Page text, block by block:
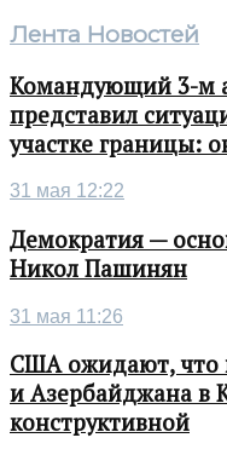
Лента Новостей
Командующий 3-м
представил
участке границы:
31 мая 12:22
Демократия —
Никол Пашинян
31 мая 11:26
США ожидают, что
и Азербайджана в
конструктивной